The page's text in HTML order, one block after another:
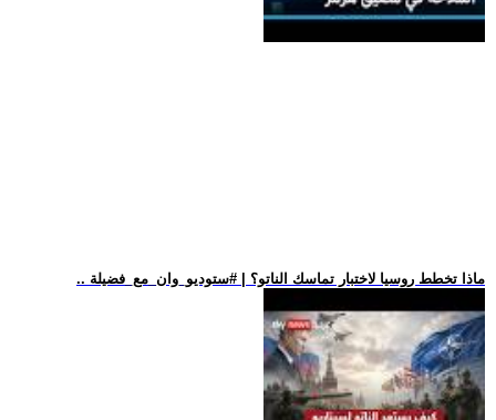
.. ماذا تخطط روسيا لاختبار تماسك الناتو؟ | #ستوديو_وان_مع_فضيلة